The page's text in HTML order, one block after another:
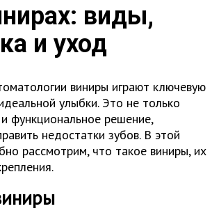
виды,
и уход
виниры играют ключевую
улыбки. Это не только
функциональное решение,
недостатки зубов. В этой
рассмотрим, что такое виниры, их